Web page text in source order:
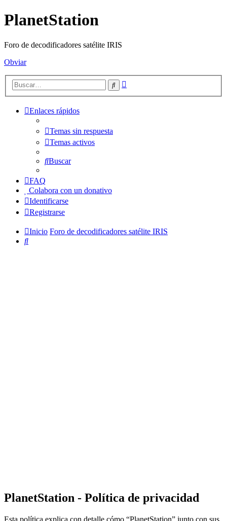
PlanetStation
Foro de decodificadores satélite IRIS
Obviar
Buscar
Enlaces rápidos
Temas sin respuesta
Temas activos
Buscar
FAQ
Colabora con un donativo
Identificarse
Registrarse
Inicio Foro de decodificadores satélite IRIS
Buscar
PlanetStation - Política de privacidad